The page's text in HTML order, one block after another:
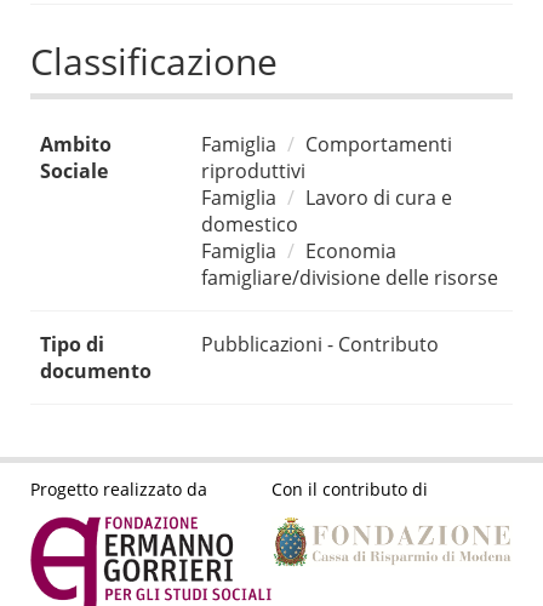
Classificazione
Ambito
Sociale
Famiglia
Comportamenti
riproduttivi
Famiglia
Lavoro di cura e
domestico
Famiglia
Economia
famigliare/divisione delle risorse
Tipo di
documento
Pubblicazioni - Contributo
Progetto realizzato da Con il contributo di